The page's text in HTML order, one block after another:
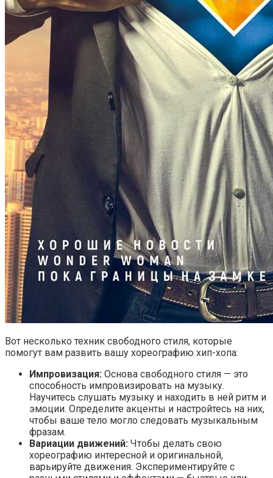
Вот несколько техник свободного стиля, которые
помогут вам развить вашу хореографию хип-хопа:
Импровизация: Основа свободного стиля — это
способность импровизировать на музыку.
Научитесь слушать музыку и находить в ней ритм и
эмоции. Определите акценты и настройтесь на них,
чтобы ваше тело могло следовать музыкальным
фразам.
Вариации движений: Чтобы делать свою
хореографию интересной и оригинальной,
варьируйте движения. Экспериментируйте с